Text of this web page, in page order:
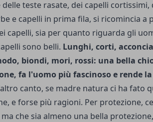
delle teste rasate, dei capelli
e capelli in prima fila, si ricomincia a
capelli, sia per quanto riguarda gli
sono belli. Lunghi, corti,
biondi, mori, rossi: una bella
fa l'uomo più fascinoso e rende
canto, se madre natura ci ha fato
e forse più ragioni. Per protezione,
che sia almeno una bella